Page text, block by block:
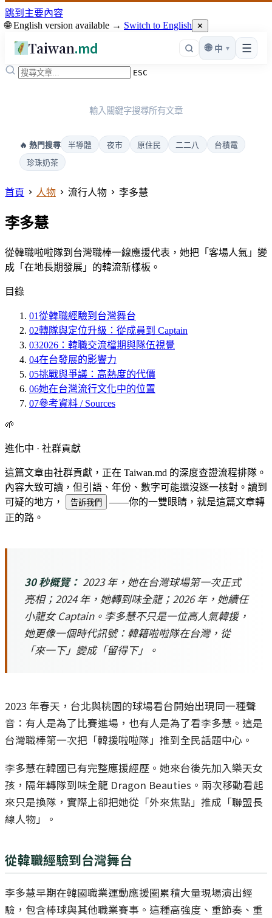
跳到主要內容
🌐 English version available → Switch to English ✕
Taiwan.md ☰
🌐 中 ▾
ESC
輸入關鍵字搜尋所有文章
🔥 熱門搜尋 半導體 夜市 原住民 二二八
台積電
珍珠奶茶
首頁 人物 流行人物 李多慧
李多慧
從韓職啦啦隊到台灣職棒一線應援代表，她把「客場人氣」變
成「在地長期發展」的韓流新樣板。
目錄
01從韓職經驗到台灣舞台
02轉隊與定位升級：從成員到 Captain
032026：韓職交流檔期與隊伍視覺
04在台發展的影響力
05挑戰與爭議：高熱度的代價
06她在台灣流行文化中的位置
07參考資料 / Sources
🌱
進化中 · 社群貢獻
這篇文章由社群貢獻，正在 Taiwan.md 的深度查證流程排隊。
內容大致可讀，但引語、年份、數字可能還沒逐一核對。讀到
可疑的地方，
告訴我們
——你的一雙眼睛，就是這篇文章轉
正的路。
30 秒概覽： 2023 年，她在台灣球場第一次正式
亮相；2024 年，她轉到味全龍；2026 年，她續任
小龍女 Captain。李多慧不只是一位高人氣韓援，
她更像一個時代訊號：韓籍啦啦隊在台灣，從
「來一下」變成「留得下」。
2023 年春天，台北與桃園的球場看台開始出現同一種聲
音：有人是為了比賽進場，也有人是為了看李多慧。這是
台灣職棒第一次把「韓援啦啦隊」推到全民話題中心。
李多慧在韓國已有完整應援經歷。她來台後先加入樂天女
孩，隔年轉隊到味全龍 Dragon Beauties。兩次移動看起
來只是換隊，實際上卻把她從「外來焦點」推成「聯盟長
線人物」。
從韓職經驗到台灣舞台
李多慧早期在韓國職業運動應援圈累積大量現場演出經
驗，包含棒球與其他職業賽事。這種高強度、重節奏、重